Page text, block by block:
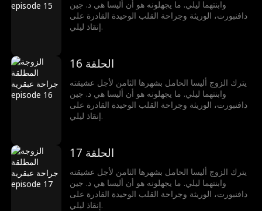
وابنتهما ليلي. ما يجهلونه هو أن أليسا هي د. جين
دافنبورت، الوريثة وجراحة القلب الوحيدة القادرة على
إنقاذ ليلي.
الحلقة 16
يترك الزوج أليسا الحامل بشهرها الثامن لأجل عشيقته
وابنتهما ليلي. ما يجهلونه هو أن أليسا هي د. جين
دافنبورت، الوريثة وجراحة القلب الوحيدة القادرة على
إنقاذ ليلي.
الحلقة 17
يترك الزوج أليسا الحامل بشهرها الثامن لأجل عشيقته
وابنتهما ليلي. ما يجهلونه هو أن أليسا هي د. جين
دافنبورت، الوريثة وجراحة القلب الوحيدة القادرة على
إنقاذ ليلي.